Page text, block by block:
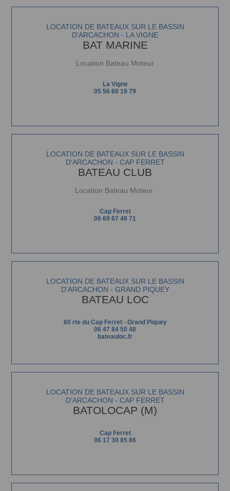
LOCATION DE BATEAUX SUR LE BASSIN
D'ARCACHON - LA VIGNE
BAT MARINE
Location Bateau Moteur
La Vigne
05 56 60 19 79
LOCATION DE BATEAUX SUR LE BASSIN
D'ARCACHON - CAP FERRET
BATEAU CLUB
Location Bateau Moteur
Cap Ferret
06 69 67 48 71
LOCATION DE BATEAUX SUR LE BASSIN
D'ARCACHON - GRAND PIQUEY
BATEAU LOC
60 rte du Cap Ferret - Grand Piquey
06 47 84 50 48
bateauloc.fr
LOCATION DE BATEAUX SUR LE BASSIN
D'ARCACHON - CAP FERRET
BATOLOCAP (M)
Cap Ferret
06 17 30 85 86